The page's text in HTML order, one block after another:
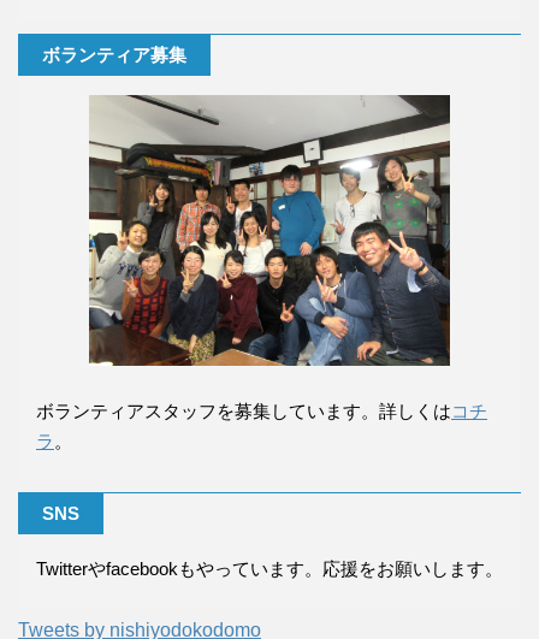
ボランティア募集
ボランティアスタッフを募集しています。詳しくはコチ
ラ 。
SNS
Twitterやfacebookもやっています。応援をお願いします。
Tweets by nishiyodokodomo